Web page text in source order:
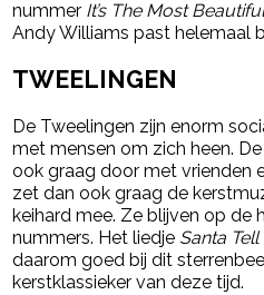
nummer It’s The Most
Andy Williams past helemaal
TWEELINGEN
De Tweelingen zijn enorm
met mensen om zich heen.
ook graag door met vrienden
zet dan ook graag de
keihard mee. Ze blijven op de
nummers. Het liedje Santa
daarom goed bij dit
kerstklassieker van deze tijd.